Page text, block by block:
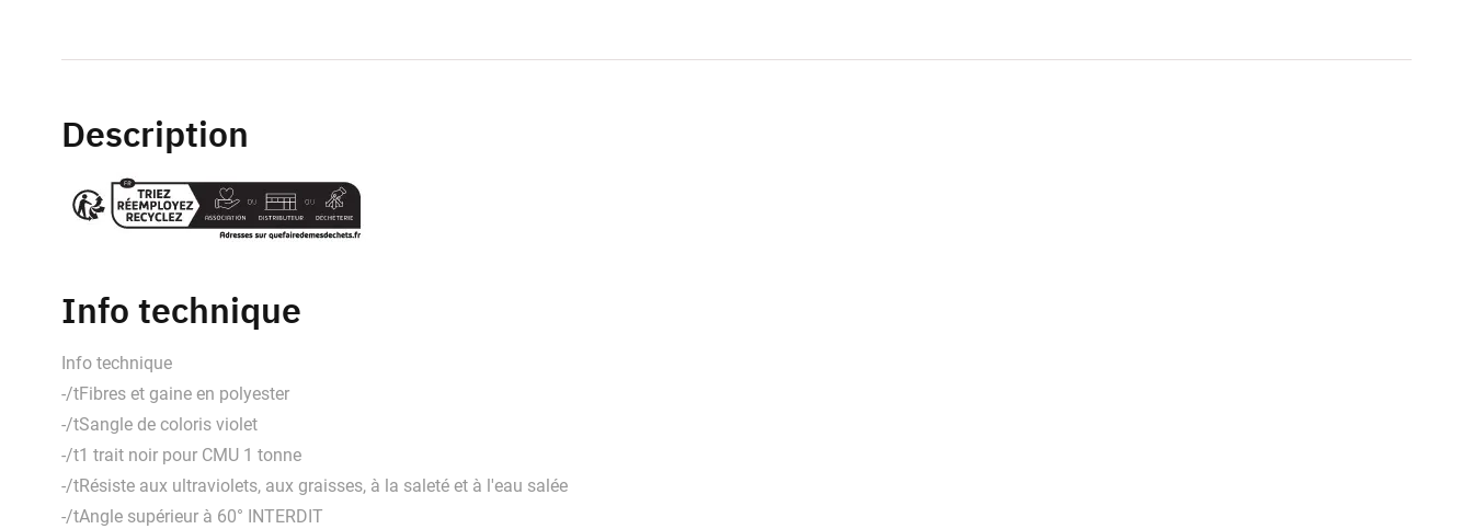
Description
Info technique
Info technique
-/tFibres et gaine en polyester
-/tSangle de coloris violet
-/t1 trait noir pour CMU 1 tonne
-/tRésiste aux ultraviolets, aux graisses, à la saleté et à l'eau salée
-/tAngle supérieur à 60° INTERDIT